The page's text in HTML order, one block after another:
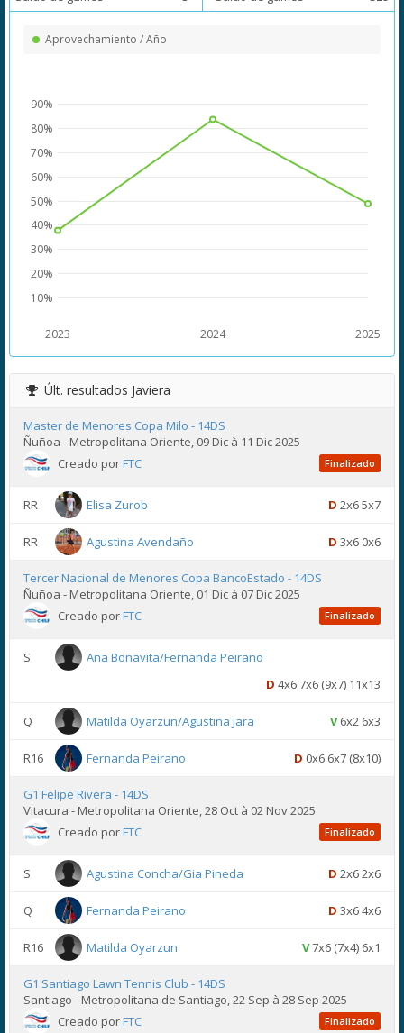
Aprovechamiento / Año
2023 2024 2025
10%
20%
30%
40%
50%
60%
70%
80%
90%
Últ. resultados Javiera
Master de Menores Copa Milo - 14DS
Ñuñoa - Metropolitana Oriente, 09 Dic à 11 Dic 2025
Creado porFTC Finalizado
RR Elisa Zurob D 2x6 5x7
RR Agustina Avendaño D 3x6 0x6
Tercer Nacional de Menores Copa BancoEstado - 14DS
Ñuñoa - Metropolitana Oriente, 01 Dic à 07 Dic 2025
Creado porFTC Finalizado
S
Ana Bonavita/Fernanda Peirano
D 4x6 7x6 (9x7) 11x13
Q Matilda Oyarzun/Agustina Jara V6x2 6x3
R16 Fernanda Peirano D 0x6 6x7 (8x10)
G1 Felipe Rivera - 14DS
Vitacura - Metropolitana Oriente, 28 Oct à 02 Nov 2025
Creado porFTC Finalizado
S Agustina Concha/Gia Pineda D 2x6 2x6
Q Fernanda Peirano D 3x6 4x6
R16 Matilda Oyarzun V7x6 (7x4) 6x1
G1 Santiago Lawn Tennis Club - 14DS
Santiago - Metropolitana de Santiago, 22 Sep à 28 Sep 2025
Creado porFTC Finalizado